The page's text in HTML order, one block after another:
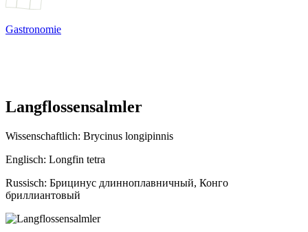
Gastronomie
Langflossensalmler
Wissenschaftlich: Brycinus longipinnis
Englisch: Longfin tetra
Russisch: Брицинус длинноплавничный, Конго
бриллиантовый